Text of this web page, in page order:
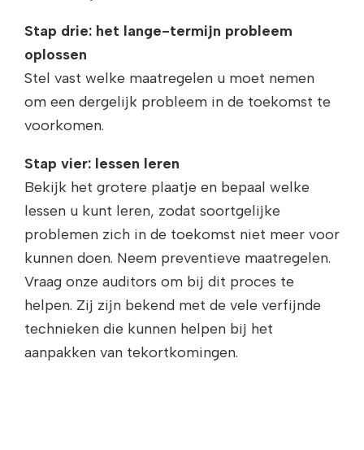
Stap drie: het lange-termijn probleem
oplossen
Stel vast welke maatregelen u moet nemen
om een dergelijk probleem in de toekomst te
voorkomen.
Stap vier: lessen leren
Bekijk het grotere plaatje en bepaal welke
lessen u kunt leren, zodat soortgelijke
problemen zich in de toekomst niet meer voor
kunnen doen. Neem preventieve maatregelen.
Vraag onze auditors om bij dit proces te
helpen. Zij zijn bekend met de vele verfijnde
technieken die kunnen helpen bij het
aanpakken van tekortkomingen.